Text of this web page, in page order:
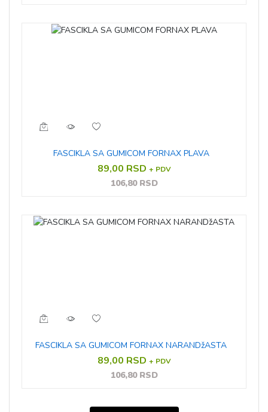
FASCIKLA SA GUMICOM FORNAX PLAVA
89,00 RSD + PDV
106,80 RSD
FASCIKLA SA GUMICOM FORNAX NARANDžASTA
89,00 RSD + PDV
106,80 RSD